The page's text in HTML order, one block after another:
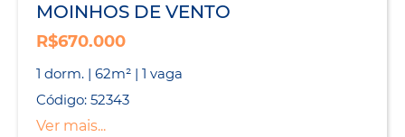
MOINHOS DE VENTO
R$670.000
1 dorm. | 62m² | 1 vaga
Código: 52343
Ver mais...